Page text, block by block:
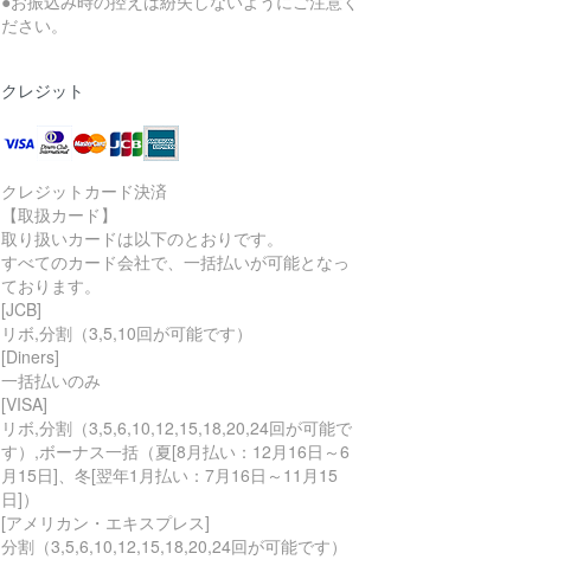
ださい。
クレジット
クレジットカード決済
【取扱カード】
取り扱いカードは以下のとおりです。
すべてのカード会社で、一括払いが可能となっ
ております。
[JCB]
リボ,分割（3,5,10回が可能です）
[Diners]
一括払いのみ
[VISA]
リボ,分割（3,5,6,10,12,15,18,20,24回が可能で
す）,ボーナス一括（夏[8月払い：12月16日～6
月15日]、冬[翌年1月払い：7月16日～11月15
日]）
[アメリカン・エキスプレス]
分割（3,5,6,10,12,15,18,20,24回が可能です）